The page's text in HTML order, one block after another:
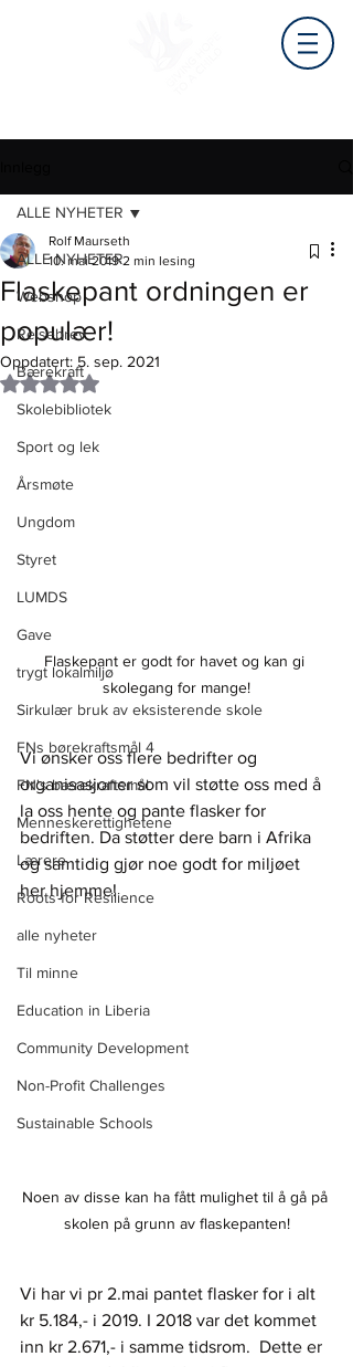
ALLE NYHETER
Webshop
Reisebrev
Bærekraft
Skolebibliotek
Sport og lek
Årsmøte
Ungdom
Styret
LUMDS
Gave
trygt lokalmiljø
Sirkulær bruk av eksisterende skole
FNs børekraftsmål 4
FN's bærekraftsmål
Menneskerettighetene
Lærere
Roots for Resilience
alle nyheter
Til minne
Education in Liberia
Community Development
Non-Profit Challenges
Sustainable Schools
ALLE NYHETER
Flaskepant ordningen er
populær!
Rolf Maurseth
10. mai 2019 2 min lesing
Oppdatert: 5. sep. 2021
Gitt NaN av 5 stjerner.
Flaskepant er godt for havet og kan gi
skolegang for mange!
Vi ønsker oss flere bedrifter og
organisasjoner som vil støtte oss med å
la oss hente og pante flasker for
bedriften. Da støtter dere barn i Afrika
og samtidig gjør noe godt for miljøet
her hjemme!
Noen av disse kan ha fått mulighet til å gå på
skolen på grunn av flaskepanten!
Vi har vi pr 2.mai pantet flasker for i alt
kr 5.184,- i 2019. I 2018 var det kommet
inn kr 2.671,- i samme tidsrom.  Dette er